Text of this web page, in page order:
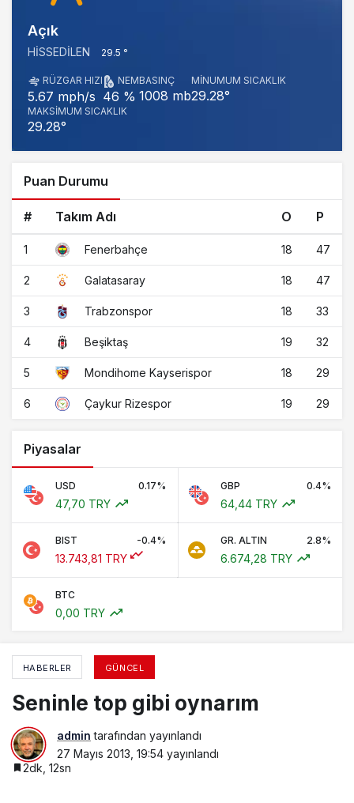
Açık
HISSEDILEN 29.5 °
RÜZGAR HIZI
5.67 mph/s
NEM
46 %
BASINÇ
1008 mb
MINUMUM SICAKLIK
29.28°
MAKSIMUM SICAKLIK
29.28°
Puan Durumu
# Takım Adı O P
1 Fenerbahçe 18 47
2 Galatasaray 18 47
3 Trabzonspor 18 33
4 Beşiktaş 19 32
5 Mondihome Kayserispor 18 29
6 Çaykur Rizespor 19 29
Piyasalar
USD 0.17%
47,70 TRY
GBP 0.4%
64,44 TRY
BIST -0.4%
13.743,81 TRY
GR. ALTIN 2.8%
6.674,28 TRY
BTC
0,00 TRY
HABERLER GÜNCEL
Seninle top gibi oynarım
admin tarafından yayınlandı
27 Mayıs 2013, 19:54 yayınlandı
2dk, 12sn